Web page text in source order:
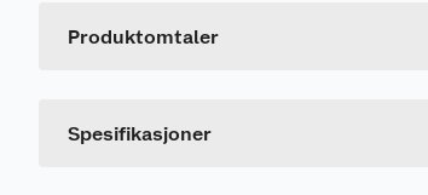
Produktomtaler
Spesifikasjoner
Leverandørens artikkelnummer